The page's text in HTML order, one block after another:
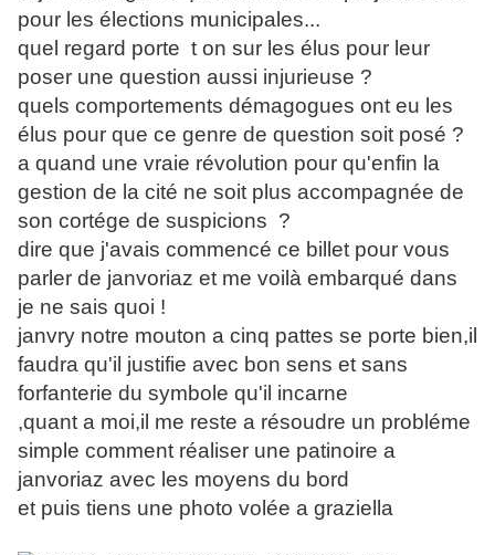
pour les élections municipales...
quel regard porte t on sur les élus pour leur
poser une question aussi injurieuse ?
quels comportements démagogues ont eu les
élus pour que ce genre de question soit posé ?
a quand une vraie révolution pour qu'enfin la
gestion de la cité ne soit plus accompagnée de
son cortége de suspicions ?
dire que j'avais commencé ce billet pour vous
parler de janvoriaz et me voilà embarqué dans
je ne sais quoi !
janvry notre mouton a cinq pattes se porte bien,il
faudra qu'il justifie avec bon sens et sans
forfanterie du symbole qu'il incarne
,quant a moi,il me reste a résoudre un probléme
simple comment réaliser une patinoire a
janvoriaz avec les moyens du bord
et puis tiens une photo volée a graziella